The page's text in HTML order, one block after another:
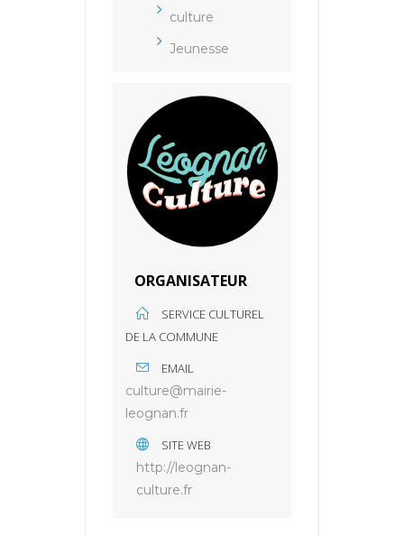
culture
Jeunesse
ORGANISATEUR
SERVICE CULTUREL
DE LA COMMUNE
EMAIL
culture@mairie-
leognan.fr
SITE WEB
http://leognan-
culture.fr